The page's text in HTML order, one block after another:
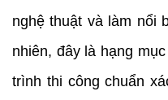
nghệ thuật và làm nổi
nhiên, đây là hạng
trình thi công chuẩn